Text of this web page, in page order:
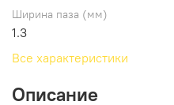
Ширина паза (мм)
1.3
Все характеристики
Описание